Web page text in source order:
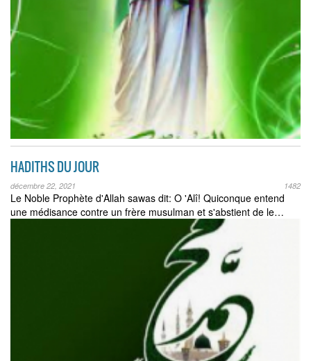
HADITHS DU JOUR
décembre 22, 2021 1482
Le Noble Prophète d'Allah sawas dit: O 'Alî! Quiconque entend
une médisance contre un frère musulman et s'abstient de le…